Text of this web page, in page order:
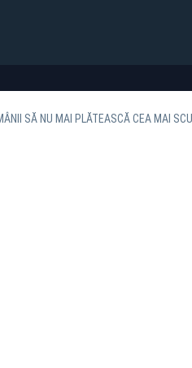
SĂ NU MAI PLĂTEASCĂ CEA MAI